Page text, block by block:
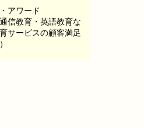
アワード
通信教育・英語教育な
サービスの顧客満足